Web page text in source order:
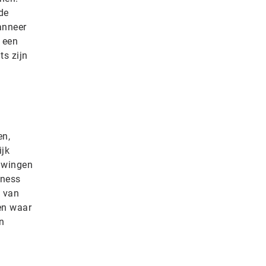
zijn
van
waar